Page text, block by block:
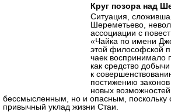
Круг позора над
Ситуация,
Шереметьево,
ассоциации с
«Чайка по имени
этой философской
чаек воспринимало
как средство
к
постижению
новых
бессмысленным, но и опасным, поскольку
привычный уклад жизни Стаи.